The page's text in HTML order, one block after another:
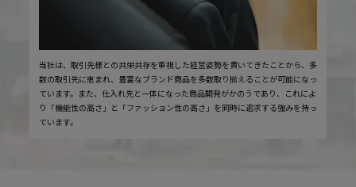
当社は、取引先様との共栄共存を重視した経営姿勢を貫いてきたことから、多
数の取引先に恵まれ、豊富なブランド商品を多数取り揃えることが可能になっ
ています。また、仕入れ先と一体になった商品開発がかのうであり、これによ
り「機能性の高さ」と「ファッション性の高さ」を同時に追求する強みを持っ
ています。